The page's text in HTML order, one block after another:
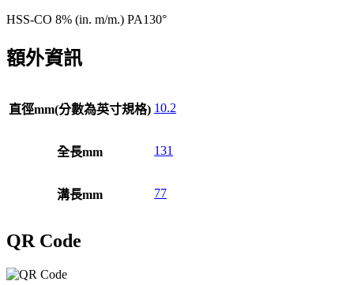
HSS-CO 8% (in. m/m.) PA130°
額外資訊
直徑mm(分數為英寸規格) 10.2
全長mm 131
溝長mm 77
QR Code